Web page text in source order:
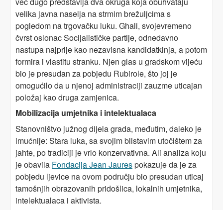
velika javna naselja na strmim brežuljcima s
pogledom na trgovačku luku. Ghali, svojevremeno
čvrst oslonac Socijalističke partije, odnedavno
nastupa najprije kao nezavisna kandidatkinja, a potom
formira i vlastitu stranku. Njen glas u gradskom vijeću
bio je presudan za pobjedu Rubirole, što joj je
omogućilo da u njenoj administraciji zauzme uticajan
položaj kao druga zamjenica.
Mobilizacija umjetnika i intelektualaca
Stanovništvo južnog dijela grada, međutim, daleko je
imućnije: Stara luka, sa svojim blistavim utočištem za
jahte, po tradiciji je vrlo konzervativna. Ali analiza koju
je obavila Fondacija Jean Jaurespokazuje da je za
pobjedu ljevice na ovom području bio presudan uticaj
tamošnjih obrazovanih pridošlica, lokalnih umjetnika,
intelektualaca i aktivista.